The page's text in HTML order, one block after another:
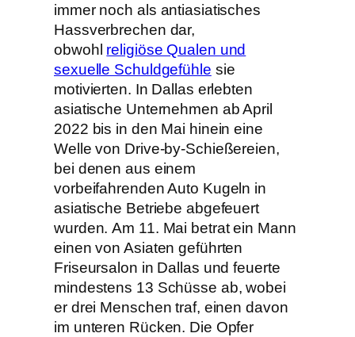
immer noch als antiasiatisches
Hassverbrechen dar,
obwohl religiöse Qualen und
sexuelle Schuldgefühle sie
motivierten. In Dallas erlebten
asiatische Unternehmen ab April
2022 bis in den Mai hinein eine
Welle von Drive-by-Schießereien,
bei denen aus einem
vorbeifahrenden Auto Kugeln in
asiatische Betriebe abgefeuert
wurden. Am 11. Mai betrat ein Mann
einen von Asiaten geführten
Friseursalon in Dallas und feuerte
mindestens 13 Schüsse ab, wobei
er drei Menschen traf, einen davon
im unteren Rücken. Die Opfer